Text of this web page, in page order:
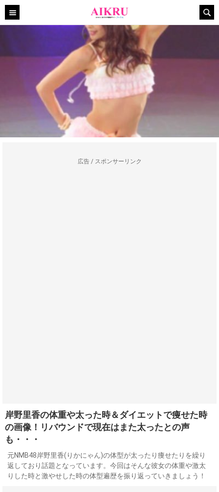
広告 / スポンサーリンク
岸野里香の体重や太った時＆ダイエットで痩せた時
の画像！リバウンドで現在はまた太ったとの声
も・・・
元NMB48岸野里香(りかにゃん)の体型が太ったり痩せたりを繰り
返しており話題となっています。今回はそんな彼女の体重や激太
りした時と激やせした時の体型遍歴を振り返っていきましょう！